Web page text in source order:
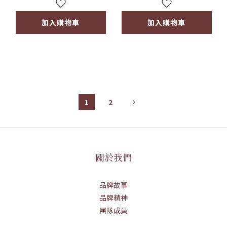
加入購物車 加入購物車
1 2
關於我們
品牌故事
品牌精神
團隊成員